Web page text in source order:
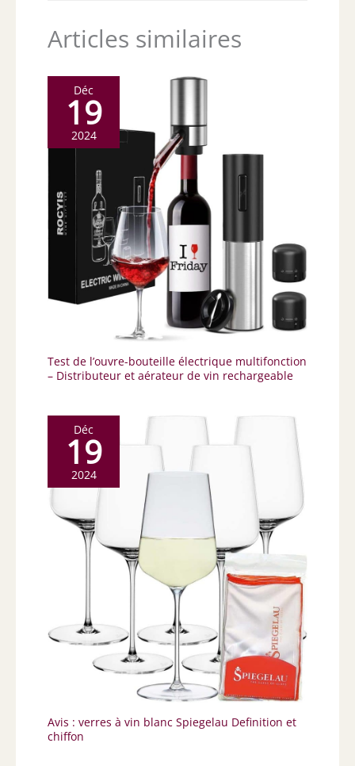
Articles similaires
Déc
19
2024
Test de l’ouvre-bouteille électrique multifonction
– Distributeur et aérateur de vin rechargeable
Déc
19
2024
Avis : verres à vin blanc Spiegelau Definition et
chiffon